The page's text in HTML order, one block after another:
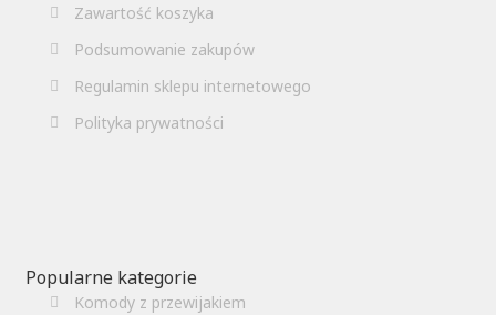
Zawartość koszyka
Podsumowanie zakupów
Regulamin sklepu internetowego
Polityka prywatności
Popularne kategorie
Komody z przewijakiem